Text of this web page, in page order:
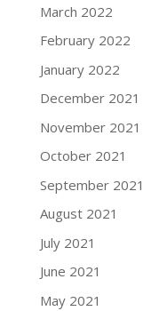
March 2022
February 2022
January 2022
December 2021
November 2021
October 2021
September 2021
August 2021
July 2021
June 2021
May 2021